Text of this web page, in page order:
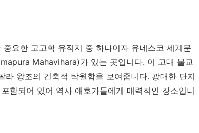
요한 고고학 유적지 중 하나이자 유네스코 세계문
Mahavihara)가 있는 곳입니다. 이 고대 불교
왕조의 건축적 탁월함을 보여줍니다. 광대한 단지
함되어 있어 역사 애호가들에게 매력적인 장소입니